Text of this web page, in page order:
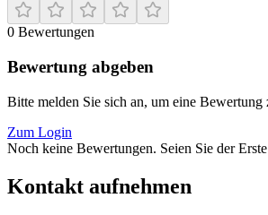
0 Bewertungen
Bewertung abgeben
Bitte melden Sie sich an, um eine Bewertung
Zum Login
Noch keine Bewertungen. Seien Sie der
Kontakt aufnehmen